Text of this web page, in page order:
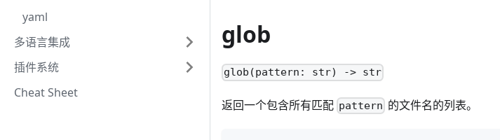
yaml
多语言集成
插件系统
Cheat Sheet
glob
glob(pattern: str) -> str
返回一个包含所有匹配 pattern 的文件名的列表。